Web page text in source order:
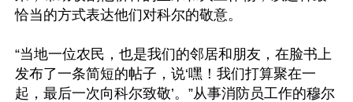
恰当的方式表达他们对科尔的敬意。
“当地一位农民，也是我们的邻居和朋友，在脸书上
发布了一条简短的帖子，说‘嘿！我们打算聚在一
起，最后一次向科尔致敬’。”从事消防员工作的穆尔